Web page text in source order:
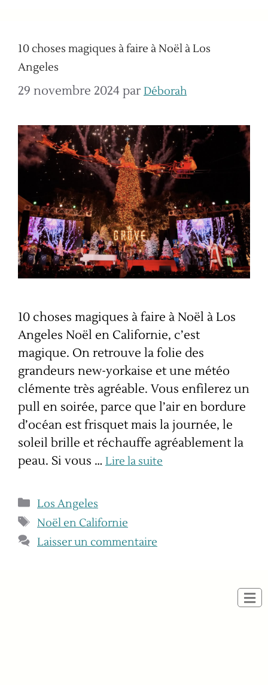
10 choses magiques à faire à Noël à Los
Angeles
29 novembre 2024par Déborah
10 choses magiques à faire à Noël à Los
Angeles Noël en Californie, c’est
magique. On retrouve la folie des
grandeurs new-yorkaise et une météo
clémente très agréable. Vous enfilerez un
pull en soirée, parce que l’air en bordure
d’océan est frisquet mais la journée, le
soleil brille et réchauffe agréablement la
peau. Si vous … Lire la suite
Los Angeles
Noël en Californie
Laisser un commentaire